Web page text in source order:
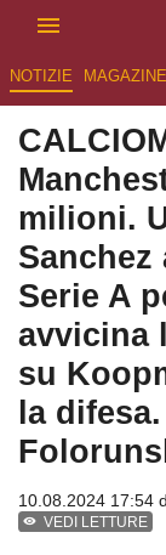
NOTIZIE MAGAZINE
milioni.
Sanchez
Serie A
avvicina
su
la
10.08.2024 17:54
VEDI LETTURE